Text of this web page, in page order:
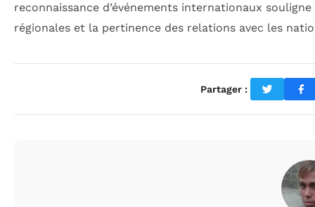
reconnaissance d’événements internationaux
régionales et la pertinence des relations avec les
Partager :